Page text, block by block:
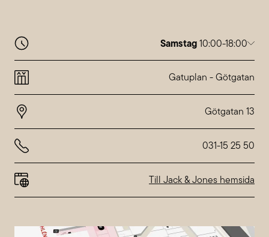
Samstag10:00-18:00
Montag
10:00-20:00
10:00-20:00
10:00-20:00
Abweichende Öffnungszeiten beiNordstan
Gatuplan -Götgatan
031-15 25 50
Till Jack & Jones hemsida